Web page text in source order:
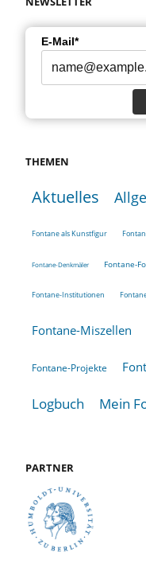
E-Mail*
THEMEN
Aktuelles
Fontane als Kunstfigur
Fontane-Denkmäler Fontane-
Fontane-Institutionen
Fontane-Miszellen
Fontane-Projekte
Logbuch Mein
PARTNER